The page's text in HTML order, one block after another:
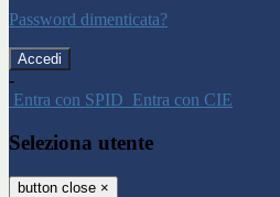
Password dimenticata?
-
Entra con SPID Entra con CIE
Seleziona utente
button close ×